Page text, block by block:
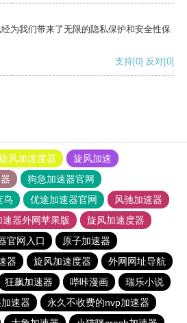
为我们带来了无限的隐私保护和安全性保
支持[0] 反对[0]
风加速度器
旋风加速
狗急加速器官网
鸟 优途加速器官网
风驰加速器
器外网苹果版
旋风加速度器
官网入口
原子加速器
器 旋风加速度器
外网网址导航
狂飙加速器 哔咔漫画
瑞乐小说
速器
永久不收费的nvp加速器